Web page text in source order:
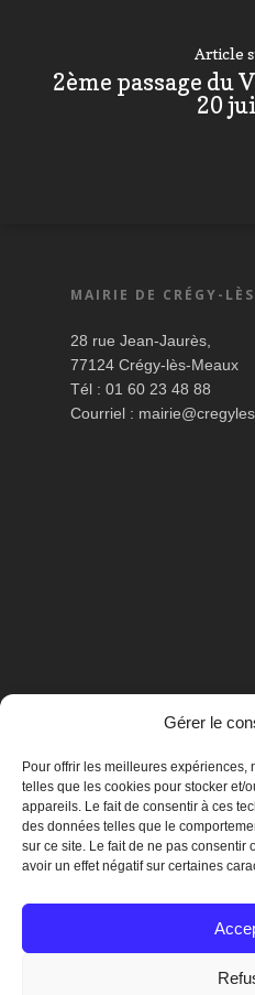
Gérer le
Pour offrir les meilleures
telles que les cookies pour stocker et/
appareils. Le fait de consentir à ces
des données telles que le
sur ce site. Le fait de ne pas consentir
avoir un effet négatif sur certaines
Article
2ème passage du
20
MAIRIE DE CRÉGY-
28 rue Jean-Jaurès,
77124 Crégy-lès-Meaux
Tél : 01 60 23 48 88
Courriel :
Mentions légales